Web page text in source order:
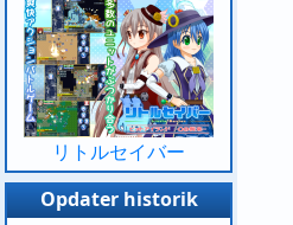
リトルセイバー
Opdater historik